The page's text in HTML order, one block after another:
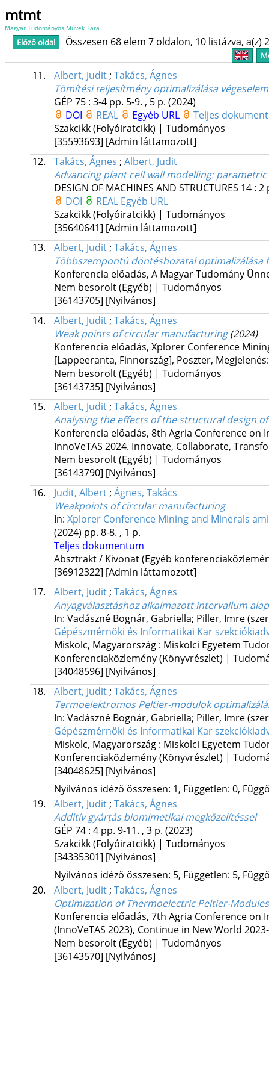
mtmt
Magyar Tudományos Művek Tára
Előző oldal Összesen 68 elem 7 oldalon, 10 listázva, a(z)
11. Albert, Judit; Takács, Ágnes
Tömítési teljesítmény optimalizálása
GÉP 75: 3-4 pp. 5-9. , 5 p. (2024)
DOI
REAL Egyéb URL
Teljes
Szakcikk (Folyóiratcikk) | Tudományos
[35593693] [Admin láttamozott]
12.
Takács, Ágnes ; Albert, Judit
Advancing plant cell wall modelling:
DESIGN OF MACHINES AND STRUCTURES 14: 2
DOI
REAL Egyéb URL
Szakcikk (Folyóiratcikk) | Tudományos
[35640641] [Admin láttamozott]
13.
Albert, Judit; Takács, Ágnes
Többszempontú döntéshozatal
Konferencia előadás, A Magyar Tudomány
Nem besorolt (Egyéb) | Tudományos
[36143705] [Nyilvános]
14.
Albert, Judit; Takács, Ágnes
Weak points of circular manufacturing (2024)
Konferencia előadás, Xplorer Conference
[Lappeeranta, Finnország], Poszter,
Nem besorolt (Egyéb) | Tudományos
[36143735] [Nyilvános]
15.
Albert, Judit; Takács, Ágnes
Analysing the effects of the structural design
Konferencia előadás, 8th Agria Conference
InnoVeTAS 2024. Innovate, Collaborate,
Nem besorolt (Egyéb) | Tudományos
[36143790] [Nyilvános]
16.
Judit, Albert; Ágnes, Takács
Weakpoints of circular manufacturing
In: Xplorer Conference Mining and Minerals
(2024) pp. 8-8. , 1 p.
Teljes dokumentum
Absztrakt / Kivonat (Egyéb
[36912322] [Admin láttamozott]
17.
Albert, Judit; Takács, Ágnes
Anyagválasztáshoz alkalmazott intervallum
In: Vadászné Bognár, Gabriella; Piller, Imre
Gépészmérnöki és Informatikai Kar
Miskolc, Magyarország : Miskolci Egyetem
Konferenciaközlemény (Könyvrészlet) |
[34048596] [Nyilvános]
18.
Albert, Judit; Takács, Ágnes
Termoelektromos Peltier-modulok
In: Vadászné Bognár, Gabriella; Piller, Imre
Gépészmérnöki és Informatikai Kar
Miskolc, Magyarország : Miskolci Egyetem
Konferenciaközlemény (Könyvrészlet) |
[34048625] [Nyilvános]
Nyilvános idéző összesen: 1, Független: 0,
19.
Albert, Judit; Takács, Ágnes
Additív gyártás biomimetikai megközelítéssel
GÉP 74: 4 pp. 9-11. , 3 p. (2023)
Szakcikk (Folyóiratcikk) | Tudományos
[34335301] [Nyilvános]
Nyilvános idéző összesen: 5, Független: 5,
20.
Albert, Judit; Takács, Ágnes
Optimization of Thermoelectric Peltier-
Konferencia előadás, 7th Agria Conference on
(InnoVeTAS 2023), Continue in New World
Nem besorolt (Egyéb) | Tudományos
[36143570] [Nyilvános]